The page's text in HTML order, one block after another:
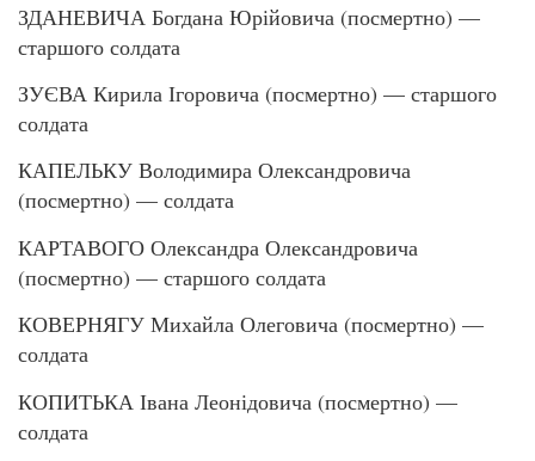
ЗДАНЕВИЧА Богдана Юрійовича (посмертно) —
старшого солдата
ЗУЄВА Кирила Ігоровича (посмертно) — старшого
солдата
КАПЕЛЬКУ Володимира Олександровича
(посмертно) — солдата
КАРТАВОГО Олександра Олександровича
(посмертно) — старшого солдата
КОВЕРНЯГУ Михайла Олеговича (посмертно) —
солдата
КОПИТЬКА Івана Леонідовича (посмертно) —
солдата